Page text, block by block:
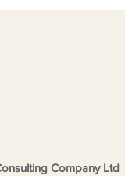
Company Ltd